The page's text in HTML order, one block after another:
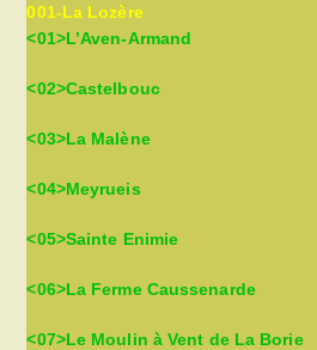
001-La Lozère
<01>L’Aven-Armand
<02>Castelbouc
<03>La Malène
<04>Meyrueis
<05>Sainte Enimie
<06>La Ferme Caussenarde
<07>Le Moulin à Vent de La Borie